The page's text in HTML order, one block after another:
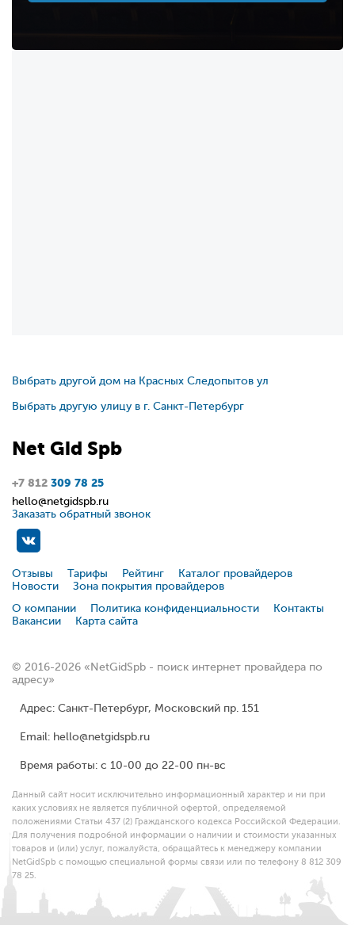
Выбрать другой дом на Красных Следопытов ул
Выбрать другую улицу в г. Санкт-Петербург
Net Gid Spb
+7 812 309 78 25
hello@netgidspb.ru
Заказать обратный звонок
Отзывы Тарифы Рейтинг
Каталог провайдеров
Новости
Зона покрытия провайдеров
О компании
Политика конфиденциальности
Контакты
Вакансии
Карта сайта
© 2016-2026 «NetGidSpb - поиск интернет провайдера по
адресу»
Адрес: Санкт-Петербург, Московский пр. 151
Email: hello@netgidspb.ru
Время работы: с 10-00 до 22-00 пн-вс
Данный сайт носит исключительно информационный характер и ни при
каких условиях не является публичной офертой, определяемой
положениями Статьи 437 (2) Гражданского кодекса Российской Федерации.
Для получения подробной информации о наличии и стоимости указанных
товаров и (или) услуг, пожалуйста, обращайтесь к менеджеру компании
NetGidSpb с помощью специальной формы связи или по телефону 8 812 309
78 25.